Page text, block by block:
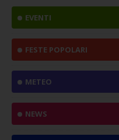
EVENTI
FESTE POPOLARI
METEO
NEWS